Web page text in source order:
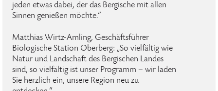
jeden etwas dabei, der das Bergische mit allen
Sinnen genießen möchte.“
Matthias Wirtz-Amling, Geschäftsführer
Biologische Station Oberberg: „So vielfältig wie
Natur und Landschaft des Bergischen Landes
sind, so vielfältig ist unser Programm – wir laden
Sie herzlich ein, unsere Region neu zu